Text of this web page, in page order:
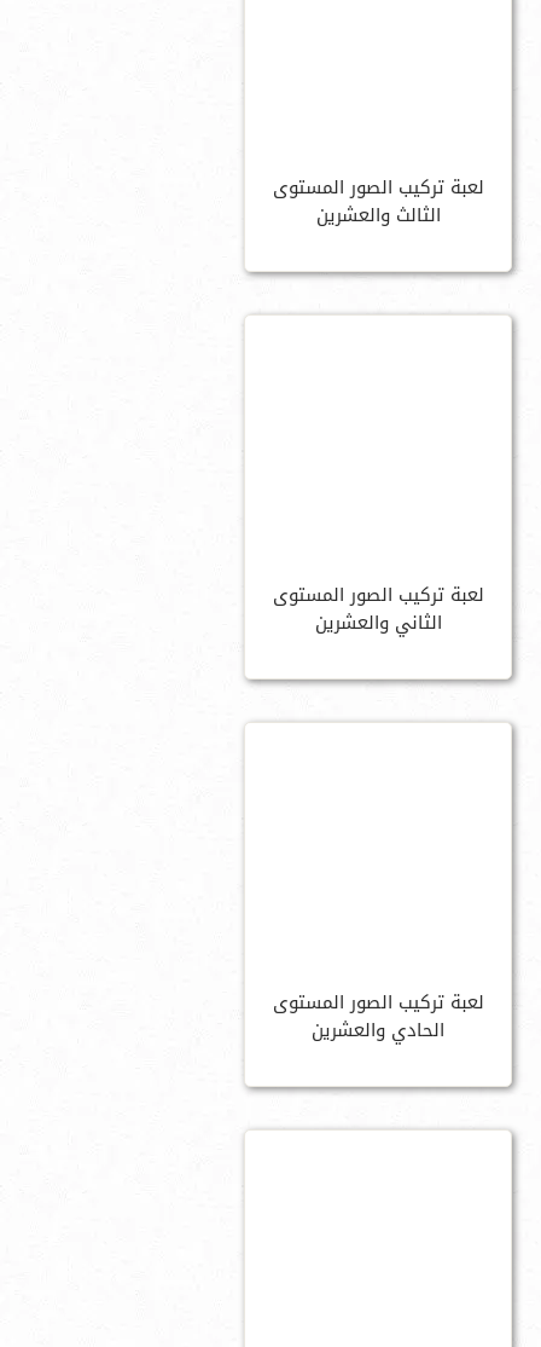
لعبة تركيب الصور المستوى
الثالث والعشرين
لعبة تركيب الصور المستوى
الثاني والعشرين
لعبة تركيب الصور المستوى
الحادي والعشرين